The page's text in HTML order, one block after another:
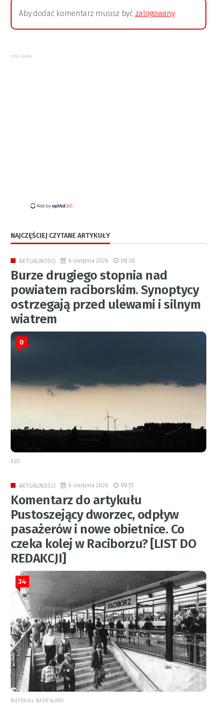
Aby dodać komentarz musisz być zalogowany
REKLAMA
NAJCZĘŚCIEJ CZYTANE ARTYKUŁY
AKTUALNOŚCI 6 sierpnia 2026 08:36
Burze drugiego stopnia nad
powiatem raciborskim. Synoptycy
ostrzegają przed ulewami i silnym
wiatrem
0
RED.
AKTUALNOŚCI 6 sierpnia 2026 08:51
Komentarz do artykułu
Pustoszejący dworzec, odpływ
pasażerów i nowe obietnice. Co
czeka kolej w Raciborzu? [LIST DO
REDAKCJI]
34
MATERIAŁ NADESŁANY